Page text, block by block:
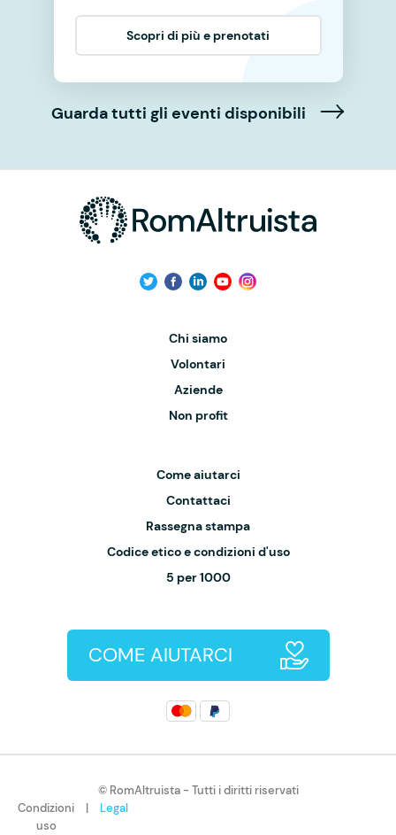
Scopri di più e prenotati
Guarda tutti gli eventi disponibili
Chi siamo
Volontari
Aziende
Non profit
Come aiutarci
Contattaci
Rassegna stampa
Codice etico e condizioni d'uso
5 per 1000
COME AIUTARCI
© RomAltruista - Tutti i diritti riservati
Condizioni
uso
| Legal